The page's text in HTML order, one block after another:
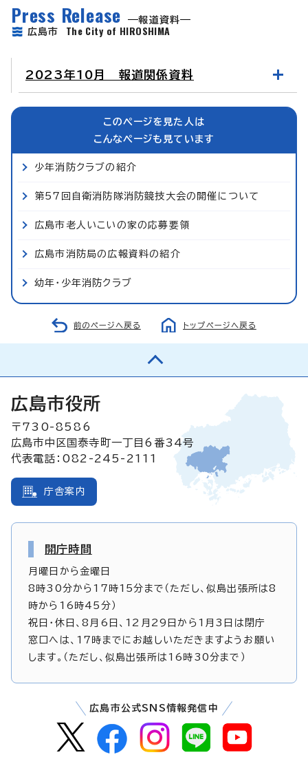
Press Release
報道資料
広島市 The City of HIROSHIMA
2023年10月 報道関係資料
このページを見た人は
こんなページも見ています
少年消防クラブの紹介
第57回自衛消防隊消防競技大会の開催について
広島市老人いこいの家の応募要領
広島市消防局の広報資料の紹介
幼年・少年消防クラブ
前のページへ戻る トップページへ戻る
広島市役所
〒730-8586
広島市中区国泰寺町一丁目6番34号
代表電話：082-245-2111
庁舎案内
開庁時間
月曜日から金曜日
8時30分から17時15分まで（ただし、似島出張所は8
時から16時45分）
祝日・休日、8月6日、12月29日から1月3日は閉庁
窓口へは、17時までにお越しいただきますようお願い
します。（ただし、似島出張所は16時30分まで）
広島市公式SNS情報発信中